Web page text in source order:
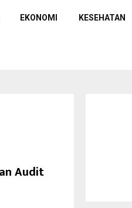
EKONOMI KESEHATAN
Audit